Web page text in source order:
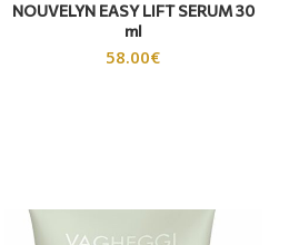
NOUVELYN EASY LIFT SERUM 30
ml
58.00€